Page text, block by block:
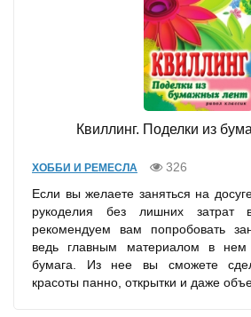
Квиллинг. Поделки из
ХОББИ И РЕМЕСЛА
326
Если вы желаете заняться на
рукоделия без лишних затрат
рекомендуем вам попробовать
ведь главным материалом в нем
бумага. Из нее вы сможете
красоты панно, открытки и даже